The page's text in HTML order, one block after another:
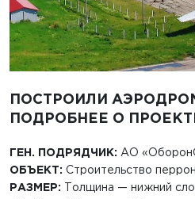
ПОСТРОИЛИ
ПОДРОБНЕЕ О
ГЕН. ПОДРЯДЧИК: АО
ОБЪЕКТ: Строительство
РАЗМЕР: Толщина — нижний